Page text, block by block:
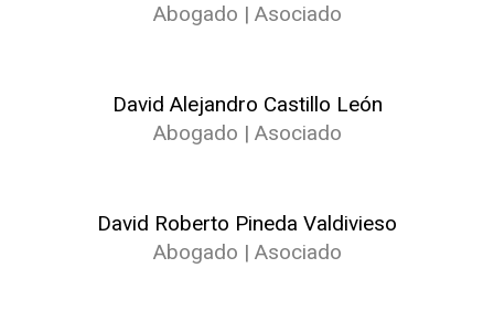
Abogado | Asociado
David Alejandro Castillo León
Abogado | Asociado
David Roberto Pineda Valdivieso
Abogado | Asociado